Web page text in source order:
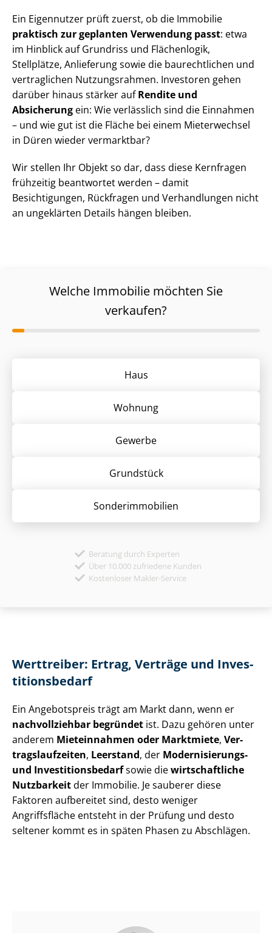
Ein Eigennutzer prüft zuerst, ob die Immobilie
praktisch zur geplanten Verwendung passt: etwa
im Hinblick auf Grundriss und Flächenlogik,
Stellplätze, Anlieferung sowie die baurechtlichen und
vertraglichen Nutzungsrahmen. Investoren gehen
darüber hinaus stärker aufRendite und
Absicherung ein: Wie verlässlich sind die Einnahmen
– und wie gut ist die Fläche bei einem Mieterwechsel
in Düren wieder vermarktbar?
Wir stellen Ihr Objekt so dar, dass diese Kernfragen
frühzeitig beantwortet werden – damit
Besichtigungen, Rückfragen und Verhandlungen nicht
an ungeklärten Details hängen bleiben.
Welche Immobilie möchten Sie
verkaufen?
Haus
Wohnung
Gewerbe
Grund­stück
Sonder­immobilien
Beratung durch Experten
Über 10.000 zufriedene Kunden
Kostenloser Makler-Service
Werttreiber: Ertrag, Verträge und In­ves­
ti­ti­ons­be­darf
Ein Angebotspreis trägt am Markt dann, wenn er
nachvollziehbar begründet ist. Dazu gehören unter
anderem Mieteinnahmen oder Marktmiete, Ver­
trags­lauf­zei­ten, Leerstand, der Modernisierungs-
und In­ves­ti­ti­ons­be­darfsowie diewirtschaftliche
Nutzbarkeitder Immobilie. Je sauberer diese
Faktoren aufbereitet sind, desto weniger
Angriffsfläche entsteht in der Prüfung und desto
seltener kommt es in späten Phasen zu Abschlägen.